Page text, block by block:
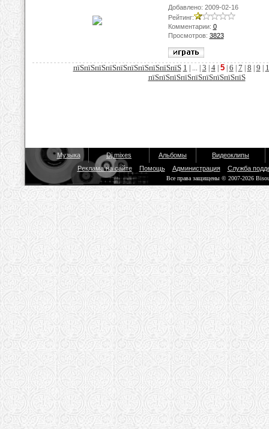
Добавлено: 2009-02-16
Рейтинг:
Комментарии: 0
Просмотров: 3823
пїЅпїЅпїЅпїЅпїЅпїЅпїЅпїЅпїЅпїЅ 1 | ... | 3 4| 5| 6 7 8 9
пїЅпїЅпїЅпїЅпїЅпїЅпїЅпїЅпїЅ
Музыка Dj mixes Альбомы
Видеоклипы
Реклама на сайте
Помощь Администрация Служба
Все права защищены © 2007-2026